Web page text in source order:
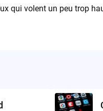
qui volent un peu trop